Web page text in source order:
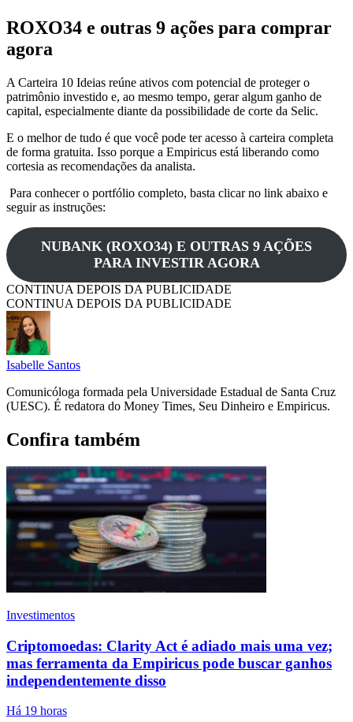
ROXO34 e outras 9 ações para comprar
agora
A Carteira 10 Ideias reúne ativos com potencial de proteger o
patrimônio investido e, ao mesmo tempo, gerar algum ganho de
capital, especialmente diante da possibilidade de corte da Selic.
E o melhor de tudo é que você pode ter acesso à carteira completa
de forma gratuita. Isso porque a Empiricus está liberando como
cortesia as recomendações da analista.
Para conhecer o portfólio completo, basta clicar no link abaixo e
seguir as instruções:
NUBANK (ROXO34) E OUTRAS 9 AÇÕES
PARA INVESTIR AGORA
CONTINUA DEPOIS DA PUBLICIDADE
CONTINUA DEPOIS DA PUBLICIDADE
Isabelle Santos
Comunicóloga formada pela Universidade Estadual de Santa Cruz
(UESC). É redatora do Money Times, Seu Dinheiro e Empiricus.
Confira também
Investimentos
Criptomoedas: Clarity Act é adiado mais uma vez;
mas ferramenta da Empiricus pode buscar ganhos
independentemente disso
Há 19 horas